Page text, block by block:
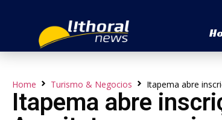
Home Turismo & Negocios Itapema abre
Itapema abre